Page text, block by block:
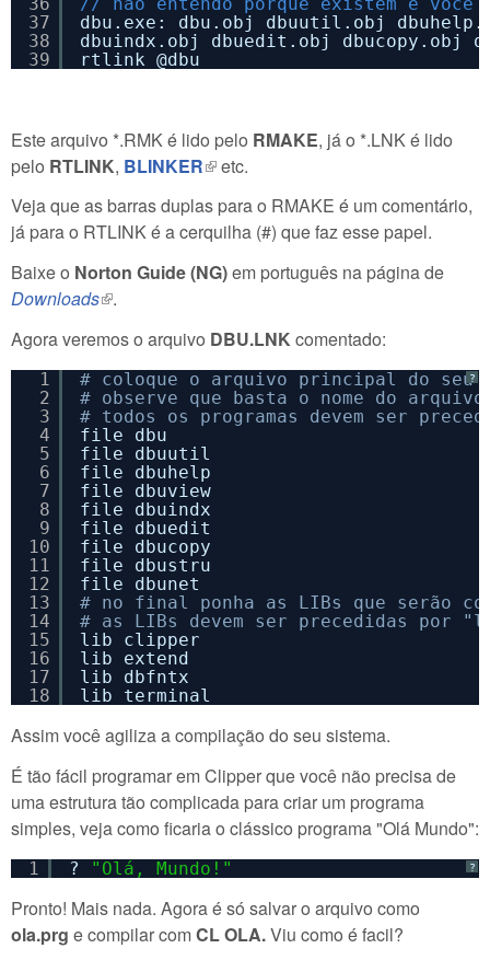
37
38
39
dbu.exe: dbu.obj dbuutil.obj
dbuindx.obj dbuedit.obj dbucopy.obj
rtlink @dbu
Este arquivo *.RMK é lido pelo RMAKE, já o *.LNK é lido
pelo RTLINK, BLINKER(link is external)
etc.
Veja que as barras duplas para o RMAKE é um comentário,
já para o RTLINK é a cerquilha (#) que faz esse papel.
Baixe o Norton Guide (NG)em português na página de
Downloads(link is external)
.
Agora veremos o arquivo DBU.LNKcomentado:
?
1
2
3
4
5
6
7
8
9
10
11
12
13
14
15
16
17
18
# coloque o arquivo principal do
# observe que basta o nome do arquivo
# todos os programas devem ser
file dbu
file dbuutil
file dbuhelp
file dbuview
file dbuindx
file dbuedit
file dbucopy
file dbustru
file dbunet
# no final ponha as LIBs que serão
# as LIBs devem ser precedidas por
lib clipper
lib extend
lib dbfntx
lib terminal
Assim você agiliza a compilação do seu sistema.
É tão fácil programar em Clipper que você não precisa de
uma estrutura tão complicada para criar um programa
simples, veja como ficaria o clássico programa "Olá Mundo":
?
1 ? "Olá, Mundo!"
Pronto! Mais nada. Agora é só salvar o arquivo como
ola.prg e compilar comCL OLA.Viu como é facil?